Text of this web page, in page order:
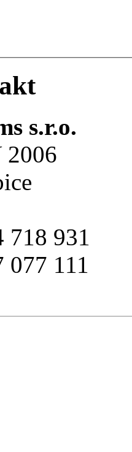
s.r.o.
718 931
077 111